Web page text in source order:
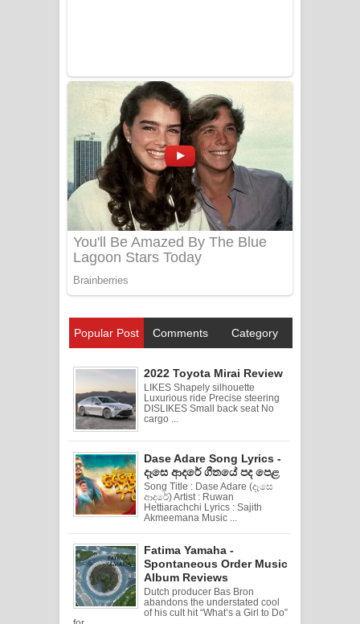
Popular Post Comments Category
2022 Toyota Mirai Review
LIKES Shapely silhouette
Luxurious ride Precise steering
DISLIKES Small back seat No
cargo ...
Dase Adare Song Lyrics -
දෑසෙ ආදරේ ගීතයේ පද පෙළ
Song Title : Dase Adare (දෑසෙ
ආදරේ) Artist : Ruwan
Hettiarachchi Lyrics : Sajith
Akmeemana Music ...
Fatima Yamaha -
Spontaneous Order Music
Album Reviews
Dutch producer Bas Bron
abandons the understated cool
of his cult hit “What’s a Girl to Do”